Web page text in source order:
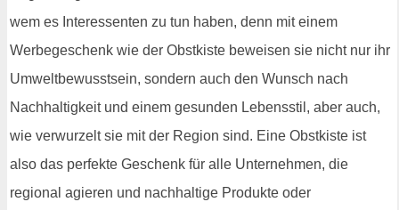
wem es Interessenten zu tun haben, denn mit einem
Werbegeschenk wie der Obstkiste beweisen sie nicht nur ihr
Umweltbewusstsein, sondern auch den Wunsch nach
Nachhaltigkeit und einem gesunden Lebensstil, aber auch,
wie verwurzelt sie mit der Region sind. Eine Obstkiste ist
also das perfekte Geschenk für alle Unternehmen, die
regional agieren und nachhaltige Produkte oder